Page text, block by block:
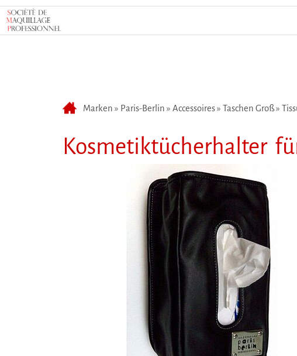
Marken » Paris-Berlin » Accessoires» Taschen Groß»
Kosmetiktücherhalter